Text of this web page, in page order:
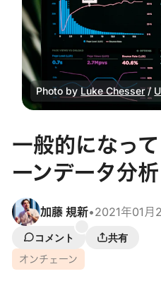
Photo byLuke Chesser/
一般的になっ
ーンデータ分析
加藤 規新•2021年01月
コメント
共有
オンチェーン